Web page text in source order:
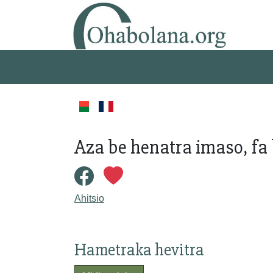
Aza be henatra imaso,
Ahitsio
Hametraka hevitra